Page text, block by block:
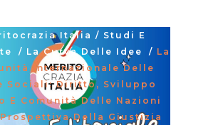
Italia / Studi E
/ La Curva Delle Idee / La
Internazionale Delle
Sociali: Diritto, Sviluppo
E Comunità Delle Nazioni
Della Giustizia